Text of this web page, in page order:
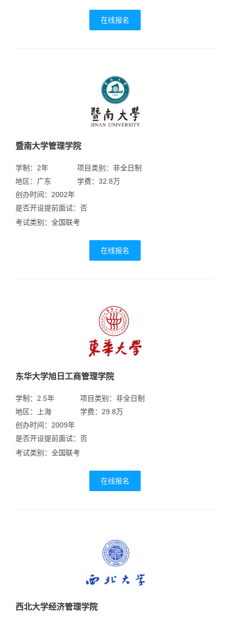
在线报名
暨南大学管理学院
学制：2年
地区：广东
项目类别：非全日制
学费：32.8万
创办时间：2002年
是否开设提前面试：否
考试类别：全国联考
在线报名
东华大学旭日工商管理学院
学制：2.5年
地区：上海
项目类别：非全日制
学费：29.8万
创办时间：2009年
是否开设提前面试：否
考试类别：全国联考
在线报名
西北大学经济管理学院